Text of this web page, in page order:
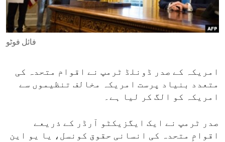
ENVIRONMENT AND HEALTH
IDEALS AND INSTITUTIONS
فائل فوٹو
امریکہ کے صدر ڈونلڈ ٹرمپ نے اقوام متحدہ کی
متعدد بنیاد پرست امریکہ مخالف تنظیموں سے
امریکہ کو الگ کر لیا ہے۔
صدر ٹرمپ نے ایک ایگزیکٹو آرڈر کے ذریعے
اقوامِ متحدہ کی انسانی حقوق کونسل، یا یو این